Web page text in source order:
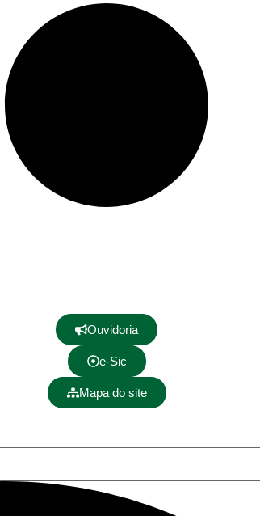
Ouvidoria
e-Sic
Mapa do site